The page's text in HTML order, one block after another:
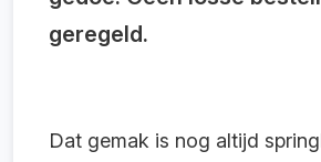
geregeld.
Dat gemak is nog altijd